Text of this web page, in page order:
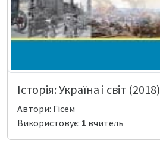
Історія: Україна і світ (2018)
Автори: Гісем
Використовує: 1 вчитель